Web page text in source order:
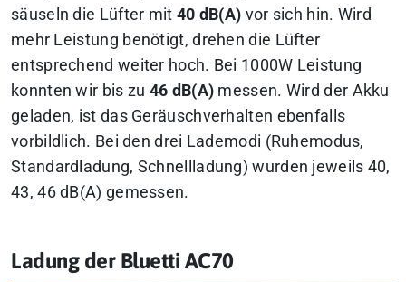
säuseln die Lüfter mit 40 dB(A) vor sich hin. Wird
mehr Leistung benötigt, drehen die Lüfter
entsprechend weiter hoch. Bei 1000W Leistung
konnten wir bis zu 46 dB(A) messen. Wird der Akku
geladen, ist das Geräuschverhalten ebenfalls
vorbildlich. Bei den drei Lademodi (Ruhemodus,
Standardladung, Schnellladung) wurden jeweils 40,
43, 46 dB(A) gemessen.
Ladung der Bluetti AC70